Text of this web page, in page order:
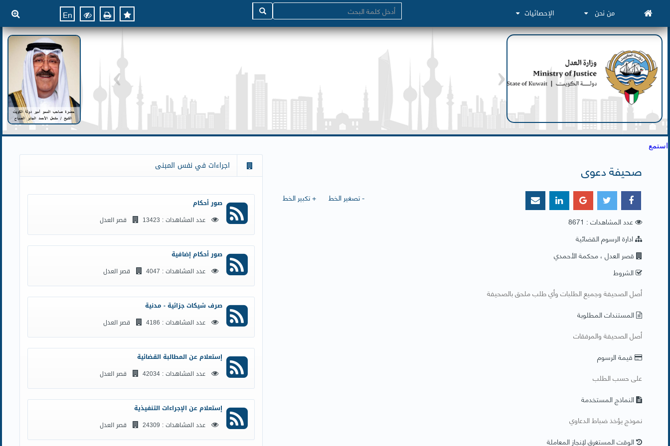
من نحن الإحصائيات En
استمع
صحيفة دعوى
+ تكبير الخط
- تصغير الخط
عدد المشاهدات : 8671
ادارة الرسوم القضائية
قصر العدل ، محكمة الأحمدي
الشروط
​أصل الصحيفة وجميع الطلبات وأي طلب ملحق بالصحيفة
المستندات المطلوبة
​أصل الصحيفة والمرفقات
قيمة الرسوم
على حسب الطلب
النماذج المستخدمة
​نموذج يؤخذ ضباط الدعاوي
الوقت المستغرق لإنجاز المعاملة
اجراءات في نفس المبنى
صور أحكام
عدد المشاهدات : 13423
قصر العدل
صور أحكام إضافية
عدد المشاهدات : 4047
قصر العدل
صرف شيكات جزائية - مدنية
عدد المشاهدات : 4186
قصر العدل
إستعلام عن المطالبة القضائية
عدد المشاهدات : 42034
قصر العدل
إستعلام عن الإجراءات التنفيذية
عدد المشاهدات : 24309
قصر العدل